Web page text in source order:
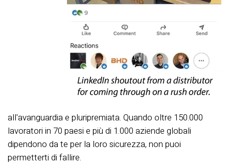
all'avanguardia e pluripremiata. Quando oltre 150.000
lavoratori in 70 paesi e più di 1.000 aziende globali
dipendono da te per la loro sicurezza, non puoi
permetterti di fallire.